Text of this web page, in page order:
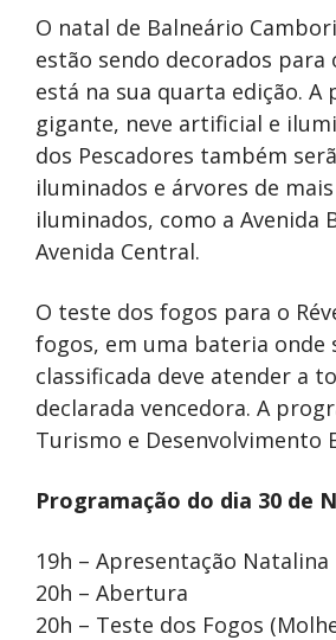
O natal de Balneário
estão sendo decorados para
está na sua quarta edição.
gigante, neve artificial e
dos Pescadores também
iluminados e árvores de
iluminados, como a Avenida
Avenida Central.
O teste dos fogos para o
fogos, em uma bateria onde
classificada deve atender a
declarada vencedora. A
Turismo e Desenvolvimento
Programação do dia 30 de
19h – Apresentação Natalina
20h – Abertura
20h – Teste dos Fogos